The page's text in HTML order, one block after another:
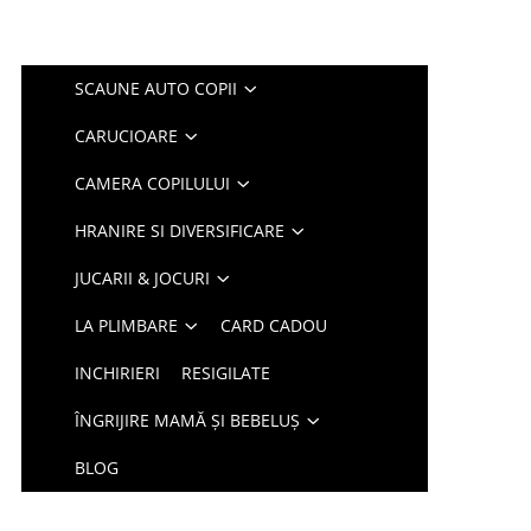
SCAUNE AUTO COPII
CARUCIOARE
CAMERA COPILULUI
HRANIRE SI DIVERSIFICARE
JUCARII & JOCURI
LA PLIMBARE CARD CADOU
INCHIRIERI RESIGILATE
ÎNGRIJIRE MAMĂ ȘI BEBELUȘ
BLOG